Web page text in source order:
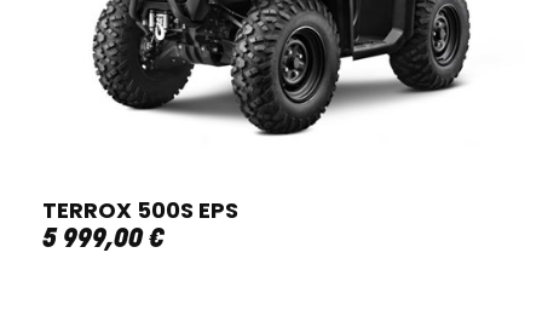
TERROX 500S EPS
5 999,00€